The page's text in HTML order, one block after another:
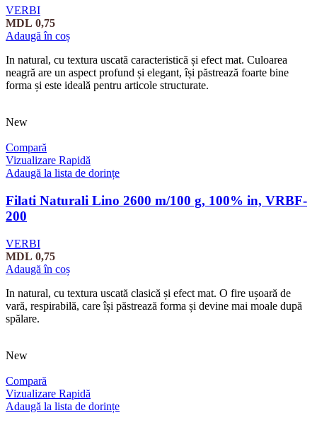
VERBI
MDL 0,75
Adaugă în coș
In natural, cu textura uscată caracteristică și efect mat. Culoarea
neagră are un aspect profund și elegant, își păstrează foarte bine
forma și este ideală pentru articole structurate.
New
Compară
Vizualizare Rapidă
Adaugă la lista de dorințe
Filati Naturali Lino 2600 m/100 g, 100% in, VRBF-
200
VERBI
MDL 0,75
Adaugă în coș
In natural, cu textura uscată clasică și efect mat. O fire ușoară de
vară, respirabilă, care își păstrează forma și devine mai moale după
spălare.
New
Compară
Vizualizare Rapidă
Adaugă la lista de dorințe